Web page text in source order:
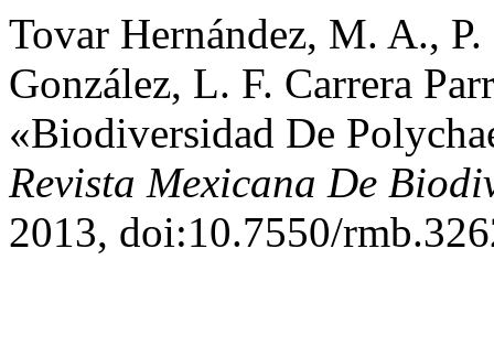
Tovar Hernández, M. A.,
González, L. F. Carrera
«Biodiversidad De
Revista Mexicana De
2013, doi:10.7550/